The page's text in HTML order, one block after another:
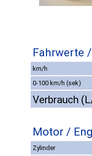
Fahrwerte
km/h
0-100 km/h (sek)
Verbrauch
Motor /
Zylinder